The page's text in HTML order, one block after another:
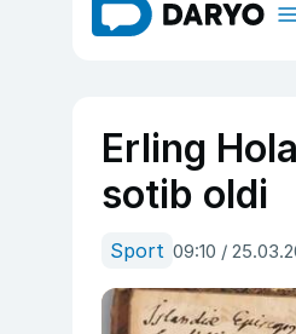
Erling
sotib oldi
Sport 09:10 /